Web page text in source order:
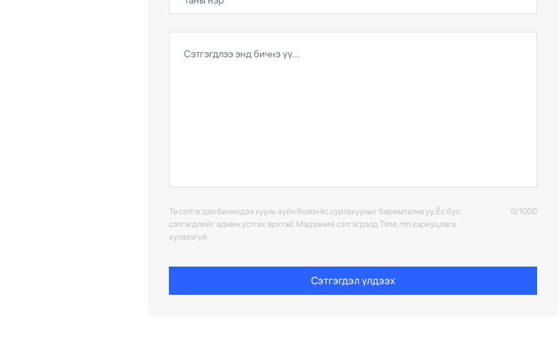
Та сэтгэгдэл бичихдээ хууль зүйн болон ёс суртахууныг баримтална уу. Ёс бус
сэтгэгдлийг админ устгах эрхтэй. Мэдээний сэтгэгдэлд Time.mn хариуцлага
хүлээхгүй.
0/1000
Сэтгэгдэл үлдээх